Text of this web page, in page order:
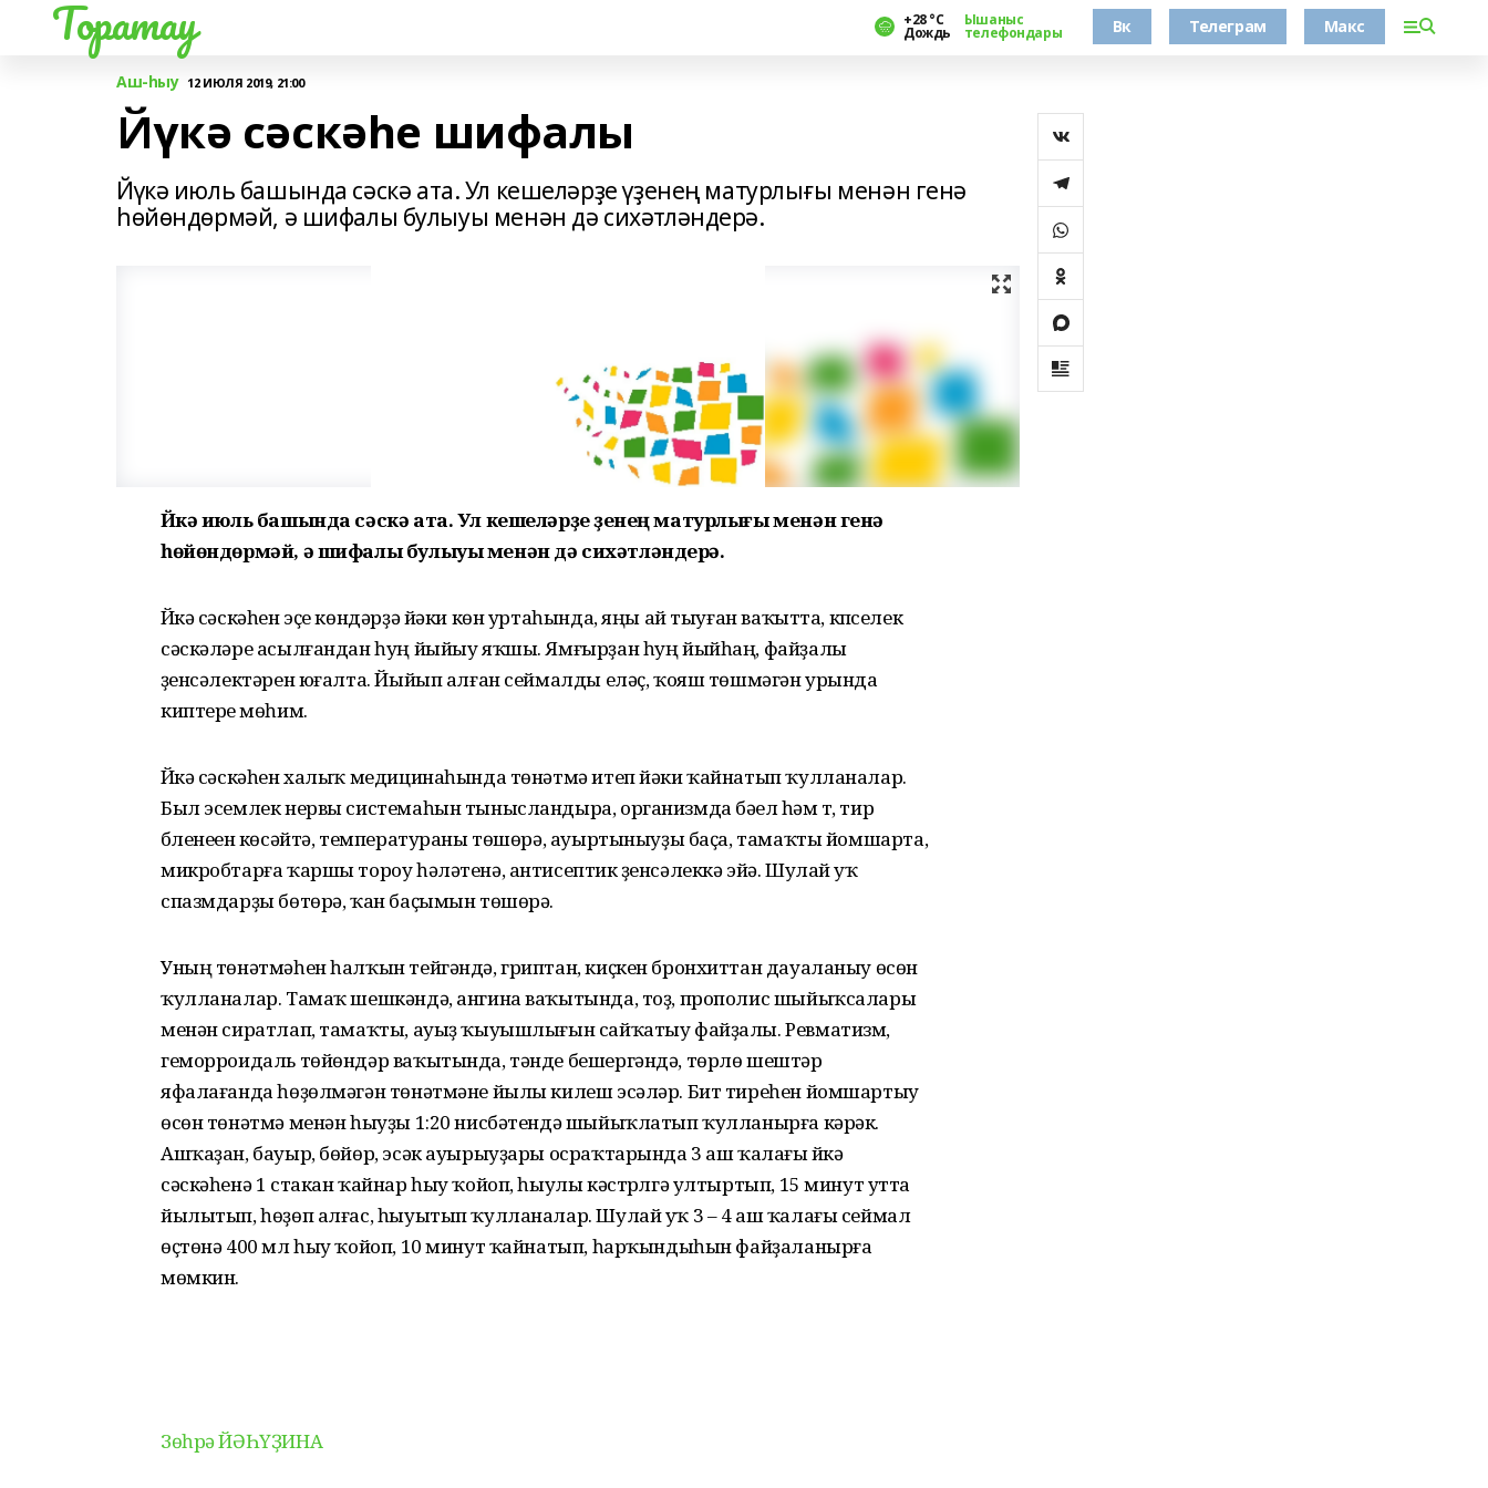
Торатау +28 °С
Дождь
Ышаныс
телефондары Вк Телеграм Макс
Аш-һыу 12 ИЮЛЯ 2019, 21:00
Йүкә сәскәһе шифалы
Йүкә июль башында сәскә ата. Ул кешеләрҙе үҙенең матурлығы менән генә
һөйөндөрмәй, ә шифалы булыуы менән дә сихәтләндерә.
Йүкә июль башында сәскә ата. Ул кешеләрҙе үҙенең матурлығы менән генә
һөйөндөрмәй, ә шифалы булыуы менән дә сихәтләндерә.
Йүкә сәскәһен эҫе көндәрҙә йәки көн уртаһында, яңы ай тыуған ваҡытта, күпселек
сәскәләре асылғандан һуң йыйыу яҡшы. Ямғырҙан һуң йыйһаң, файҙалы
үҙенсәлектәрен юғалта. Йыйып алған сеймалды еләҫ, ҡояш төшмәгән урында
киптереү мөһим.
Йүкә сәскәһен халыҡ медицинаһында төнәтмә итеп йәки ҡайнатып ҡулланалар.
Был эсемлек нервы системаһын тынысландыра, организмда бәүел һәм үт, тир
бүленеүен көсәйтә, температураны төшөрә, ауыртыныуҙы баҫа, тамаҡты йомшарта,
микробтарға ҡаршы тороу һәләтенә, антисептик үҙенсәлеккә эйә. Шулай уҡ
спазмдарҙы бөтөрә, ҡан баҫымын төшөрә.
Уның төнәтмәһен һалҡын тейгәндә, гриптан, киҫкен бронхиттан дауаланыу өсөн
ҡулланалар. Тамаҡ шешкәндә, ангина ваҡытында, тоҙ, прополис шыйыҡсалары
менән сиратлап, тамаҡты, ауыҙ ҡыуышлығын сайҡатыу файҙалы. Ревматизм,
геморроидаль төйөндәр ваҡытында, тәнде бешергәндә, төрлө шештәр
яфалағанда һөҙөлмәгән төнәтмәне йылы килеш эсәләр. Бит тиреһен йомшартыу
өсөн төнәтмә менән һыуҙы 1:20 нисбәтендә шыйыҡлатып ҡулланырға кәрәк.
Ашҡаҙан, бауыр, бөйөр, эсәк ауырыуҙары осраҡтарында 3 аш ҡалағы йүкә
сәскәһенә 1 стакан ҡайнар һыу ҡойоп, һыулы кәстрүлгә ултыртып, 15 минут утта
йылытып, һөҙөп алғас, һыуытып ҡулланалар. Шулай уҡ 3 – 4 аш ҡалағы сеймал
өҫтөнә 400 мл һыу ҡойоп, 10 минут ҡайнатып, һарҡындыһын файҙаланырға
мөмкин.
Зөһрә ЙӘҺҮҘИНА